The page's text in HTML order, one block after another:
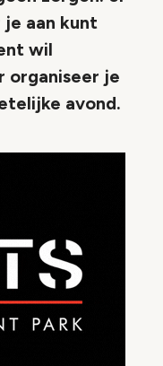
je aan kunt
wil
organiseer je
avond.